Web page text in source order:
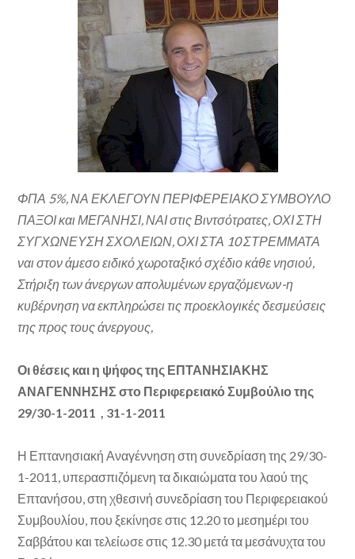
ΦΠΑ 5%, ΝΑ ΕΚΛΕΓΟΥΝ ΠΕΡΙΦΕΡΕΙΑΚΟ ΣΥΜΒΟΥΛΟ
ΠΑΞΟΙ και ΜΕΓΑΝΗΣΙ, ΝΑΙ στις Βιντσότρατες, ΟΧΙ ΣΤΗ
ΣΥΓΧΩΝΕΥΣΗ ΣΧΟΛΕΙΩΝ, ΟΧΙ ΣΤΑ 10 ΣΤΡΕΜΜΑΤΑ
ναι στον άμεσο ειδικό χωροταξικό σχέδιο κάθε νησιού,
Στήριξη των άνεργων απολυμένων εργαζόμενων-η
κυβέρνηση να εκπληρώσει τις προεκλογικές δεσμεύσεις
της προς τους άνεργους,
Οι θέσεις και η ψήφος της ΕΠΤΑΝΗΣΙΑΚΗΣ
ΑΝΑΓΕΝΝΗΣΗΣ στο Περιφερειακό Συμβούλιο της
29/30-1-2011 , 31-1-2011
Η Επτανησιακή Αναγέννηση στη συνεδρίαση της 29/30-
1-2011, υπερασπιζόμενη τα δικαιώματα του λαού της
Επτανήσου, στη χθεσινή συνεδρίαση του Περιφερειακού
Συμβουλίου, που ξεκίνησε στις 12.20 το μεσημέρι του
Σαββάτου και τελείωσε στις 12.30 μετά τα μεσάνυχτα του